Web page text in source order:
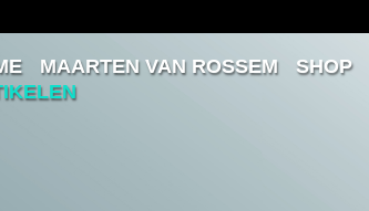
MAARTEN VAN ROSSEM SHOP